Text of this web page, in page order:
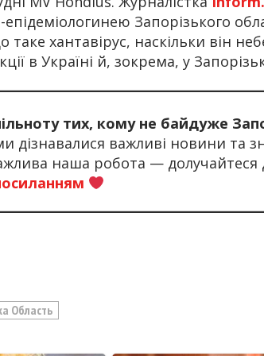
епідеміологинею Запорізького
хантавірус, наскільки він
в Україні й, зокрема, у
тих, кому не байдуже
важливі новини та
наша робота —
Область